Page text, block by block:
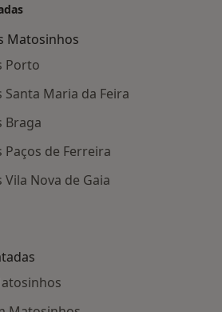
Matosinhos
Porto
Maria da Feira
Braga
de Ferreira
Nova de Gaia